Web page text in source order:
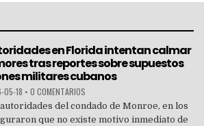
en Florida intentan calmar
tras reportes sobre supuestos
militares cubanos
05-18 • 0 COMENTARIOS
del condado de Monroe, en los
que no existe motivo inmediato de